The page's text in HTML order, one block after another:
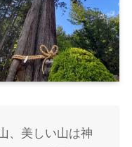
、美しい山は神